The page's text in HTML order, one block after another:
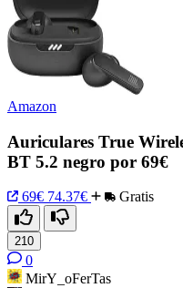
Amazon
Auriculares True
BT 5.2 negro por 69€
69€ 74.37€ Gratis
210
0
MirY_oFerTas